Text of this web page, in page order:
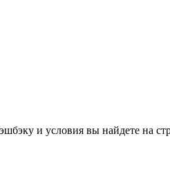
и условия вы найдете на